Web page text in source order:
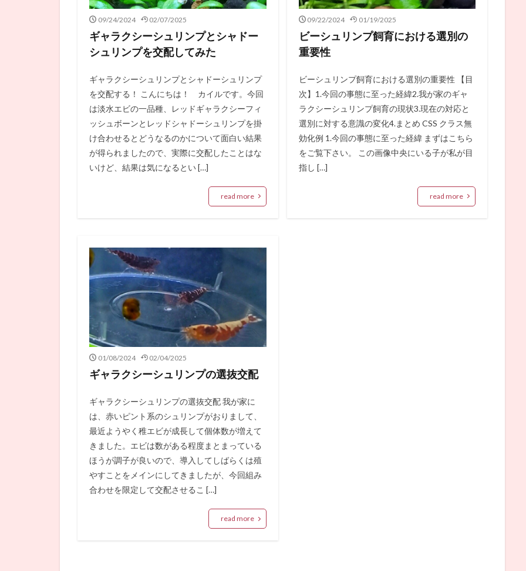
09/24/2024 02/07/2025
ギャラクシーシュリンプとシャドー
シュリンプを交配してみた
ギャラクシーシュリンプとシャドーシュリンプ
を交配する！ こんにちは！ カイルです。今回
は淡水エビの一品種、レッドギャラクシーフィ
ッシュボーンとレッドシャドーシュリンプを掛
け合わせるとどうなるのかについて面白い結果
が得られましたので、実際に交配したことはな
いけど、結果は気になるとい […]
read more
09/22/2024 01/19/2025
ビーシュリンプ飼育における選別の
重要性
ビーシュリンプ飼育における選別の重要性 【目
次】1.今回の事態に至った経緯2.我が家のギャ
ラクシーシュリンプ飼育の現状3.現在の対応と
選別に対する意識の変化4.まとめ CSS クラス無
効化例 1.今回の事態に至った経緯 まずはこちら
をご覧下さい。 この画像中央にいる子が私が目
指し […]
read more
01/08/2024 02/04/2025
ギャラクシーシュリンプの選抜交配
ギャラクシーシュリンプの選抜交配 我が家に
は、赤いピント系のシュリンプがおりまして、
最近ようやく稚エビが成長して個体数が増えて
きました。エビは数がある程度まとまっている
ほうが調子が良いので、導入してしばらくは殖
やすことをメインにしてきましたが、今回組み
合わせを限定して交配させるこ […]
read more